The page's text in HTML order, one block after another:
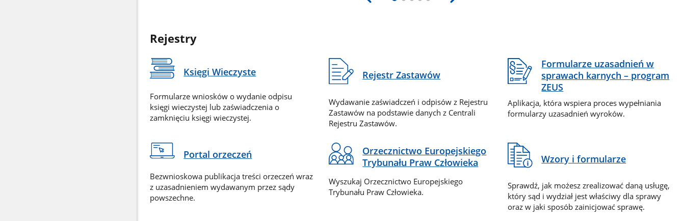
Rejestry
Księgi Wieczyste
Formularze wniosków o wydanie odpisu
księgi wieczystej lub zaświadczenia o
zamknięciu księgi wieczystej.
Rejestr Zastawów
Wydawanie zaświadczeń i odpisów z Rejestru
Zastawów na podstawie danych z Centrali
Rejestru Zastawów.
Formularze uzasadnień w
sprawach karnych – program
ZEUS
Aplikacja, która wspiera proces wypełniania
formularzy uzasadnień wyroków.
Portal orzeczeń
Bezwnioskowa publikacja treści orzeczeń wraz
z uzasadnieniem wydawanym przez sądy
powszechne.
Orzecznictwo Europejskiego
Trybunału Praw Człowieka
Wyszukaj Orzecznictwo Europejskiego
Trybunału Praw Człowieka.
Wzory i formularze
Sprawdź, jak możesz zrealizować daną usługę,
który sąd i wydział jest właściwy dla sprawy
oraz w jaki sposób zainicjować sprawę.